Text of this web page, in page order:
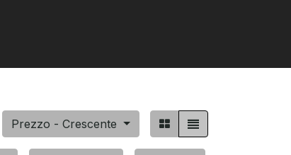
Prezzo - Crescente